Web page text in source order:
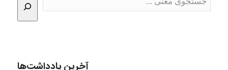
آخرین یادداشت‌ها